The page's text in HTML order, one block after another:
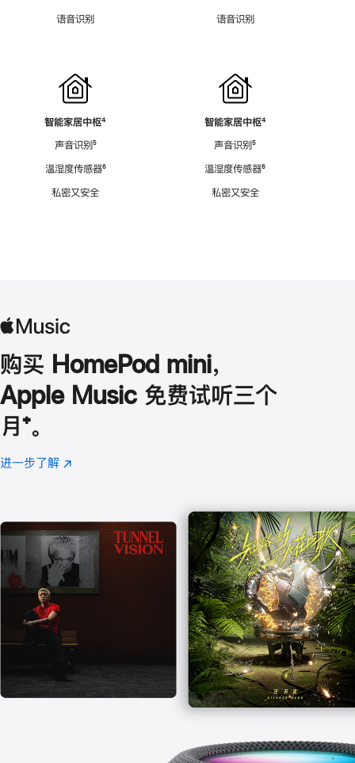
语音识别
智能家居中枢脚
⁴
声音识别脚
⁵
温湿度传感器脚
⁶
私密又安全
语音识别
智能家居中枢脚
⁴
声音识别脚
⁵
温湿度传感器脚
⁶
私密又安全
购买 HomePod mini，
Apple Music 免费试听三个
月 脚
注
⁺。
进一步了解 Apple
(在
口
中
打
开)